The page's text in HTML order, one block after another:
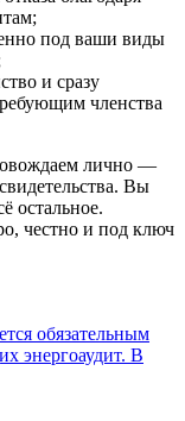
под ваши виды
и сразу
членства
лично —
Вы
остальное.
честно и под ключ
обязательным
энергоаудит. В